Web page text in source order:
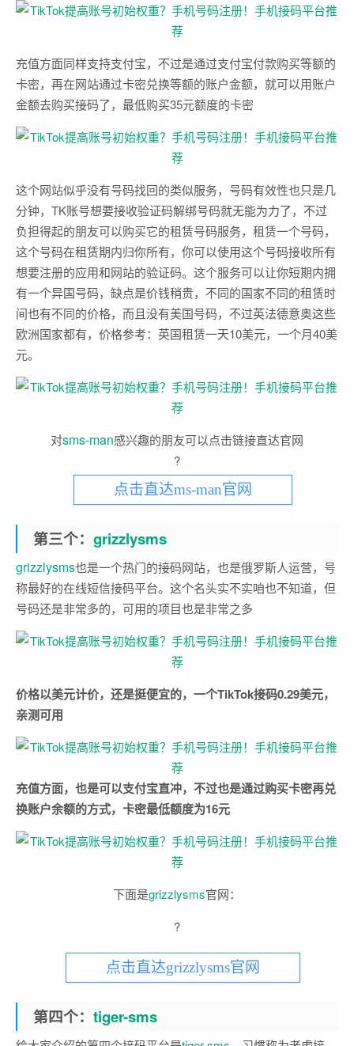
充值方面同样支持支付宝，不过是通过支付宝付款购买等额的
卡密，再在网站通过卡密兑换等额的账户金额，就可以用账户
金额去购买接码了，最低购买35元额度的卡密
这个网站似乎没有号码找回的类似服务，号码有效性也只是几
分钟，TK账号想要接收验证码解绑号码就无能为力了，不过
负担得起的朋友可以购买它的租赁号码服务，租赁一个号码，
这个号码在租赁期内归你所有，你可以使用这个号码接收所有
想要注册的应用和网站的验证码。这个服务可以让你短期内拥
有一个异国号码，缺点是价钱稍贵，不同的国家不同的租赁时
间也有不同的价格，而且没有美国号码，不过英法德意奥这些
欧洲国家都有，价格参考：英国租赁一天10美元，一个月40美
元。
对sms-man感兴趣的朋友可以点击链接直达官网
?
点击直达ms-man官网
第三个： grizzlysms
grizzlysms也是一个热门的接码网站，也是俄罗斯人运营，号
称最好的在线短信接码平台。这个名头实不实咱也不知道，但
号码还是非常多的，可用的项目也是非常之多
价格以美元计价，还是挺便宜的，一个TikTok接码0.29美元，
亲测可用
充值方面，也是可以支付宝直冲，不过也是通过购买卡密再兑
换账户余额的方式，卡密最低额度为16元
下面是grizzlysms官网：
?
点击直达grizzlysms官网
第四个： tiger-sms